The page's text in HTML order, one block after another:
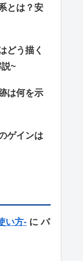
とは？安
どう描く
~
は何を示
ゲインは
い方- にバ